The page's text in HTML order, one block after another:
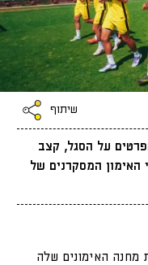
שיתוף
על הסגל, קצב
המסקרנים של
מחנה האימונים שלה